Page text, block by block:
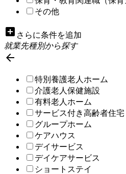
その他
add_box さらに条件を追加
就業先種別から探す

特別養護老人ホーム
介護老人保健施設
有料老人ホーム
サービス付き高齢者住宅
グループホーム
ケアハウス
デイサービス
デイケアサービス
ショートステイ